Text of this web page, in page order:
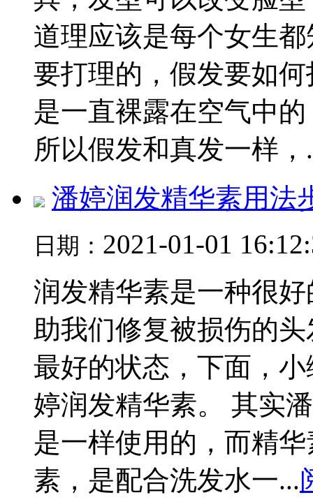
道理应该是每个女生
要打理的，假发要如
是一直裸露在空气中
所以假发和真发一样，
潘婷润发精华素用法
日期： 2021-01-01
润发精华素是一种很
助我们修复被损伤的
最好的状态，下面，
婷润发精华素。 其实
是一样使用的，而精
素，是配合洗发水一...